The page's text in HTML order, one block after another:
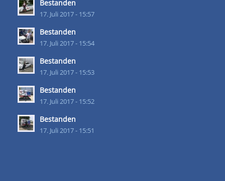
Bestanden
17. Juli 2017 - 15:57
Bestanden
17. Juli 2017 - 15:54
Bestanden
17. Juli 2017 - 15:53
Bestanden
17. Juli 2017 - 15:52
Bestanden
17. Juli 2017 - 15:51